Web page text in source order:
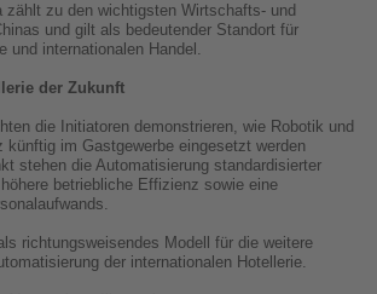
zählt zu den wichtigsten Wirtschafts- und
und gilt als bedeutender Standort für
und internationalen Handel.
der Zukunft
die Initiatoren demonstrieren, wie Robotik und
künftig im Gastgewerbe eingesetzt werden
stehen die Automatisierung standardisierter
betriebliche Effizienz sowie eine
richtungsweisendes Modell für die weitere
der internationalen Hotellerie.